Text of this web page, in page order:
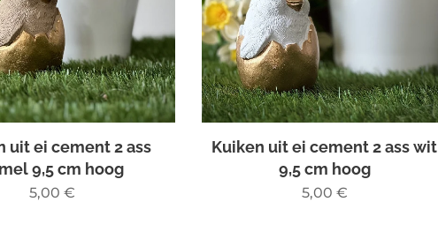
uit ei cement 2 ass
9,5 cm hoog
5,00 €
Kuiken uit ei cement 2 ass wit
9,5 cm hoog
5,00 €